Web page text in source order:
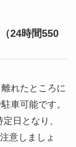
24時間550
れたところに
車可能です。
日となり、
意しましょ